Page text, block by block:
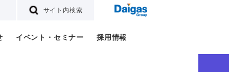
サイト内検索
イベント・セミナー 採用情報